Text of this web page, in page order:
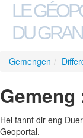
LE
DU
Gemengen /
Hei fannt dir eng
Geoportal.